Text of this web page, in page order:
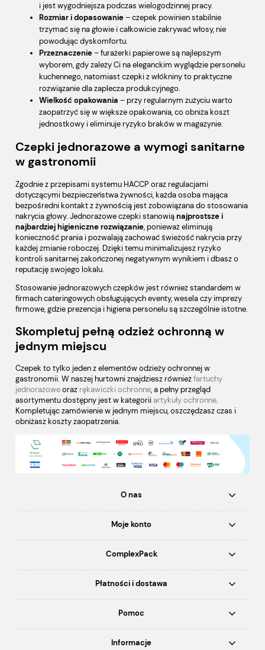
i jest wygodniejsza podczas wielogodzinnej pracy.
Rozmiar i dopasowanie– czepek powinien stabilnie
trzymać się na głowie i całkowicie zakrywać włosy, nie
powodując dyskomfortu.
Przeznaczenie– furażerki papierowe są najlepszym
wyborem, gdy zależy Ci na eleganckim wyglądzie personelu
kuchennego, natomiast czepki z włókniny to praktyczne
rozwiązanie dla zaplecza produkcyjnego.
Wielkość opakowania – przy regularnym zużyciu warto
zaopatrzyć się w większe opakowania, co obniża koszt
jednostkowy i eliminuje ryzyko braków w magazynie.
Czepki jednorazowe a wymogi sanitarne
w gastronomii
Zgodnie z przepisami systemu HACCP oraz regulacjami
dotyczącymi bezpieczeństwa żywności, każda osoba mająca
bezpośredni kontakt z żywnością jest zobowiązana do stosowania
nakrycia głowy. Jednorazowe czepki stanowiąnajprostsze i
najbardziej higieniczne rozwiązanie, ponieważ eliminują
konieczność prania i pozwalają zachować świeżość nakrycia przy
każdej zmianie roboczej. Dzięki temu minimalizujesz ryzyko
kontroli sanitarnej zakończonej negatywnym wynikiem i dbasz o
reputację swojego lokalu.
Stosowanie jednorazowych czepków jest również standardem w
firmach cateringowych obsługujących eventy, wesela czy imprezy
firmowe, gdzie prezencja i higiena personelu są szczególnie istotne.
Skompletuj pełną odzież ochronną w
jednym miejscu
Czepek to tylko jeden z elementów odzieży ochronnej w
gastronomii. W naszej hurtowni znajdziesz równieżfartuchy
jednorazoweoraz rękawiczki ochronne, a pełny przegląd
asortymentu dostępny jest w kategoriiartykuły ochronne.
Kompletując zamówienie w jednym miejscu, oszczędzasz czas i
obniżasz koszty zaopatrzenia.
O nas
Moje konto
ComplexPack
Płatności i dostawa
Pomoc
Informacje